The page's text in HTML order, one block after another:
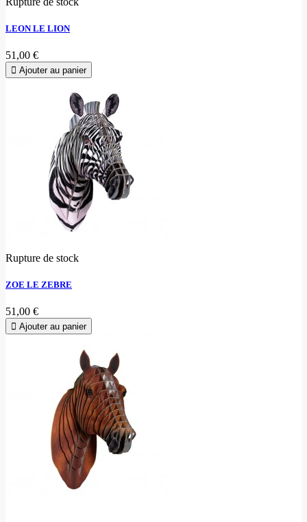
LEON LE LION
51,00 €
Ajouter au panier
Rupture de stock
ZOE LE ZEBRE
51,00 €
Ajouter au panier